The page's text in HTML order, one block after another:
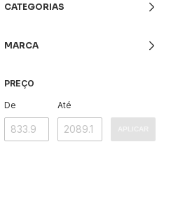
CATEGORIAS
MARCA
PREÇO
De Até